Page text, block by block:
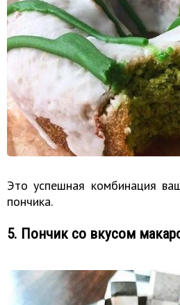
Это успешная комбинация
пончика.
5. Пончик со вкусом